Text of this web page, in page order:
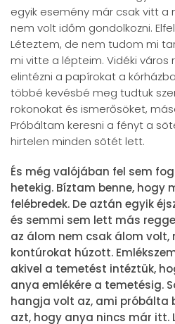
egyik esemény már csak vitt a
nem volt időm gondolkozni.
Léteztem, de nem tudom mi
mi vitte a lépteim. Vidéki város
elintézni a papírokat a
többé kevésbé meg tudtuk
rokonokat és ismerősöket,
Próbáltam keresni a fényt a
hirtelen minden sötét lett.
És még valójában fel sem
hetekig. Bíztam benne, hogy
felébredek. De aztán egyik
és semmi sem lett más
az álom nem csak álom
kontúrokat húzott.
akivel a temetést intéztük,
anya emlékére a temetésig.
hangja volt az, ami
azt, hogy anya nincs már itt.